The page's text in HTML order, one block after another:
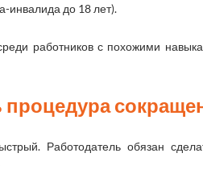
инвалида до 18 лет).
работников с похожими
Работодатель обязан